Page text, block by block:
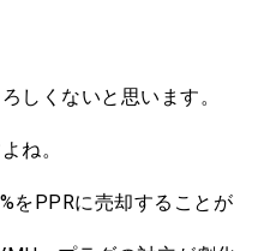
しくないと思います。
ね。
をPPRに売却することが